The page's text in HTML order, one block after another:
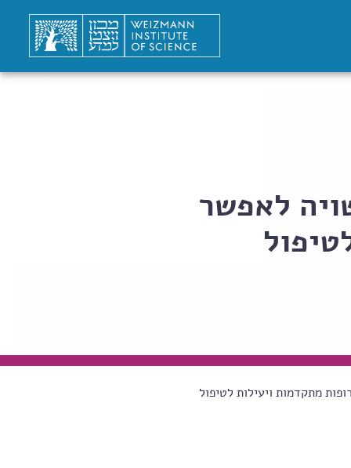
לאפשר
מתקדמות ויעילות לטיפול